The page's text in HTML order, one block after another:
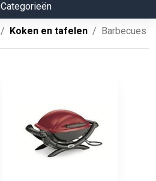
Categorieën
Koken en tafelen Barbecues